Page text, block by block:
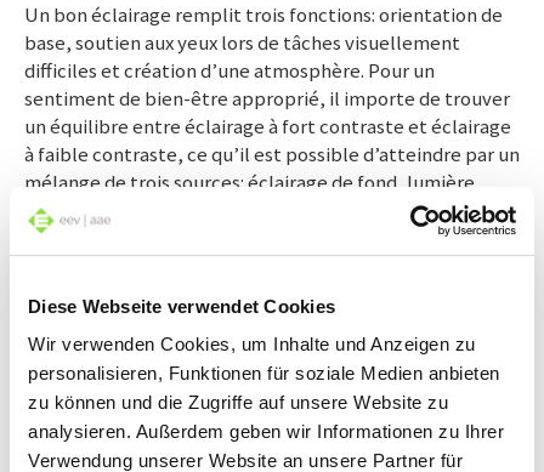
Diese Webseite verwendet Cookies
Wir verwenden Cookies, um Inhalte und Anzeigen zu
personalisieren, Funktionen für soziale Medien anbieten
zu können und die Zugriffe auf unsere Website zu
analysieren. Außerdem geben wir Informationen zu Ihrer
Verwendung unserer Website an unsere Partner für
Un bon éclairage remplit trois fonctions: orientation de
base, soutien aux yeux lors de tâches visuellement
difficiles et création d’une atmosphère. Pour un
sentiment de bien-être approprié, il importe de trouver
un équilibre entre éclairage à fort contraste et éclairage
à faible contraste, ce qu’il est possible d’atteindre par un
mélange de trois sources: éclairage de fond, lumière
d’accentuation et éclairage de travail.